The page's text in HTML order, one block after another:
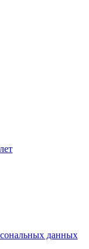
данных